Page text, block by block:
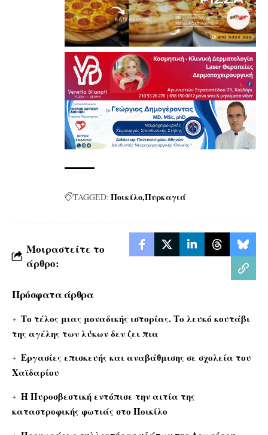
TAGGED: ΠοικίλοΠυρκαγιά
Μοιραστείτε το
άρθρο:
Πρόσφατα άρθρα
Το τέλος μιας μοναδικής ιστορίας. Το λευκό κουτάβι
της αγέλης των λύκων δεν ζει πια
Εργασίες επισκευής και αναβάθμισης σε σχολεία του
Χαϊδαρίου
Η Πυροσβεστική εντόπισε την αιτία της
καταστροφικής φωτιάς στο Ποικίλο